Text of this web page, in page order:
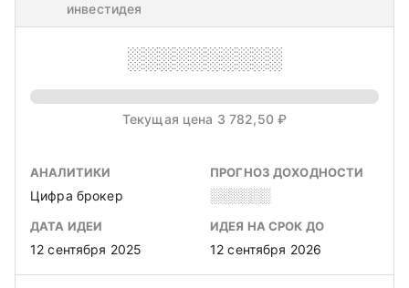
инвестидея
░░░░░░░░░░
Текущая цена 3 782,50 ₽
АНАЛИТИКИ
Цифра брокер
ПРОГНОЗ ДОХОДНОСТИ
░░░░░░
ДАТА ИДЕИ
12 сентября 2025
ИДЕЯ НА СРОК ДО
12 сентября 2026